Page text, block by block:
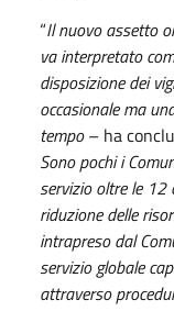
“Il nuovo assetto
va interpretato
disposizione dei
occasionale ma
tempo– ha
Sono pochi i
servizio oltre le 12
riduzione delle
intrapreso dal
servizio globale
attraverso